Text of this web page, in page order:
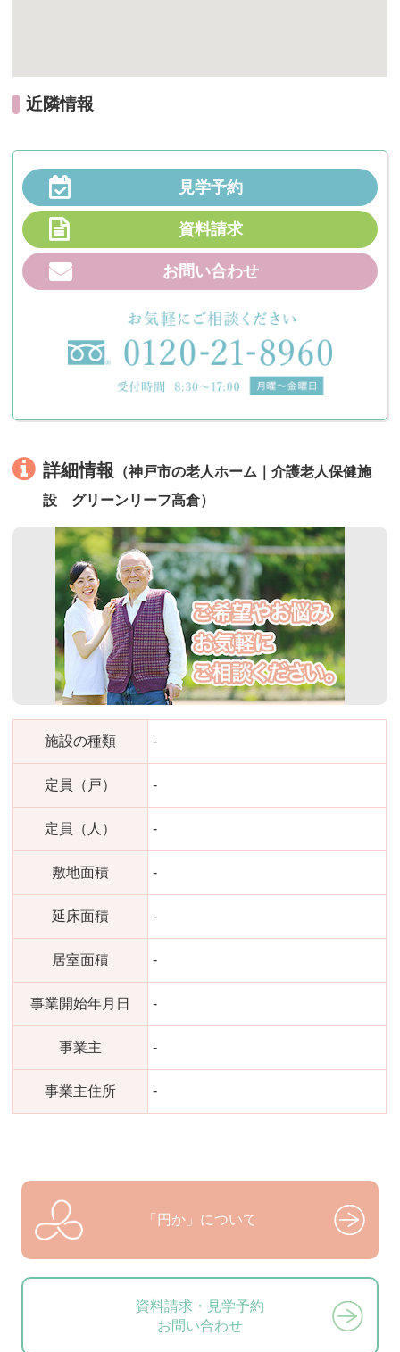
近隣情報
見学予約
資料請求
お問い合わせ
詳細情報 （神戸市の老人ホーム｜介護老人保健施
設 グリーンリーフ高倉）
施設の種類 -
定員（戸） -
定員（人） -
敷地面積 -
延床面積 -
居室面積 -
事業開始年月日 -
事業主 -
事業主住所 -
「円か」について
資料請求・見学予約
お問い合わせ